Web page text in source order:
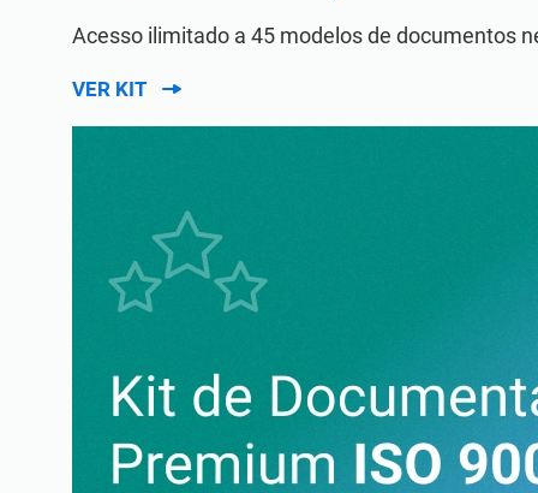
Acesso ilimitado a 45 modelos de documentos
VER KIT